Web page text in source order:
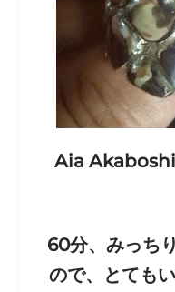
Aia
60分、みっち
ので、とても